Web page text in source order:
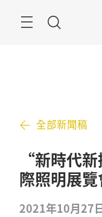
全部新聞稿
“新時代
際照明展
2021年10月27